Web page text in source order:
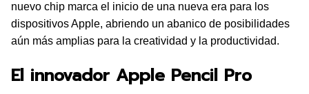
nuevo chip marca el inicio de una nueva era para los
dispositivos Apple, abriendo un abanico de posibilidades
aún más amplias para la creatividad y la productividad.
El innovador Apple Pencil Pro